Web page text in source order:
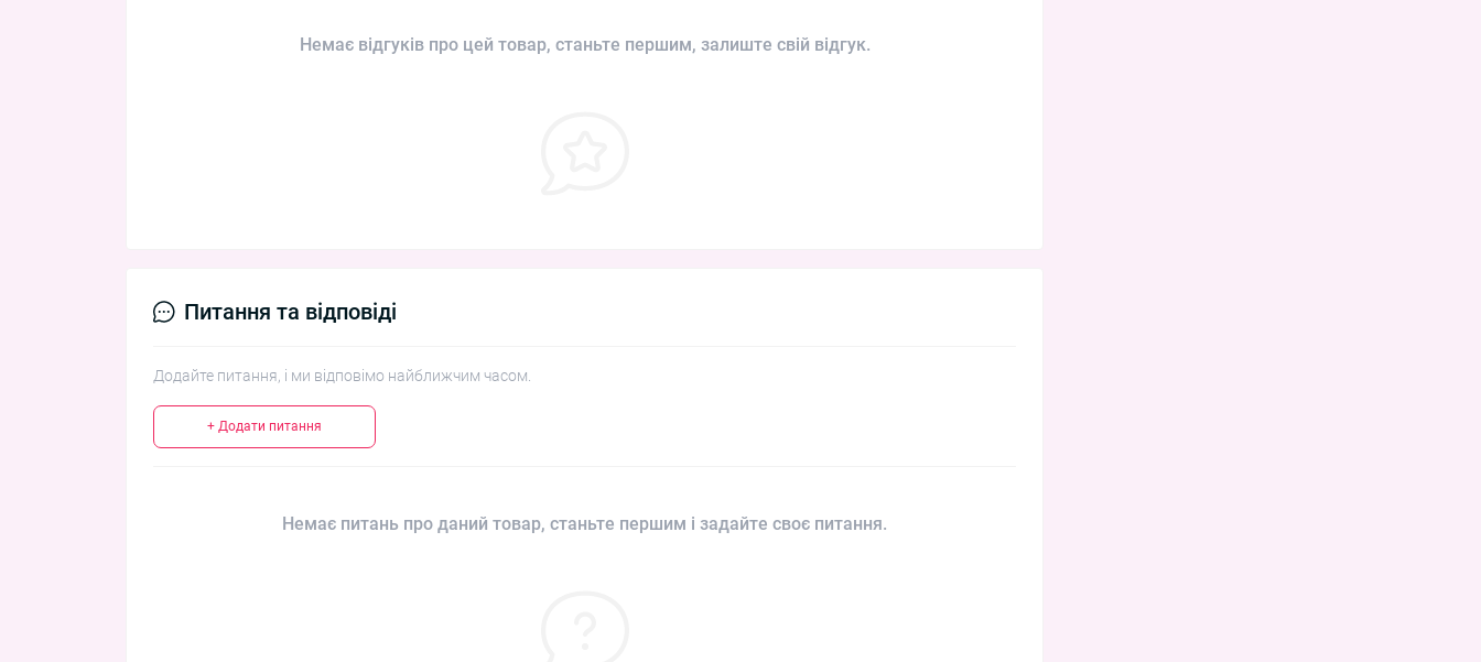
Немає відгуків про цей товар, станьте першим, залиште свій відгук.
Питання та відповіді
Додайте питання, і ми відповімо найближчим часом.
+ Додати питання
Немає питань про даний товар, станьте першим і задайте своє питання.